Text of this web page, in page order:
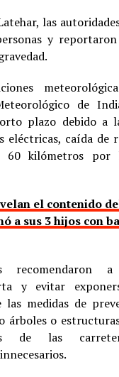
las
y
de
plazo debido a
eléctricas, caída de
60 kilómetros por
el contenido
a sus 3 hijos con
recomendaron
y evitar
las medidas de
árboles o
de las